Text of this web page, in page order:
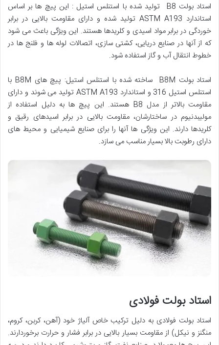
استاد بولت B8 تولید شده با استنلس استیل : این پیچ‌ ها بر اساس
استاندارد ASTM A193 تولید شده و دارای مقاومت بالایی در برابر
خوردگی در برابر مواد اسیدی و کلریدها هستند. این ویژگی باعث می ‌شود
که از آنها در صنایع دریایی، کشتی ‌سازی، اتصالات لوله‌ ها و فلنج ‌ها در
خطوط انتقال آب و گاز استفاده شود.
استاد بولت B8M ساخته شده با استنلس استیل: پیچ‌ های B8M با
استنلس استیل 316 و استاندارد ASTM A193 تولید می ‌شوند و دارای
مقاومت بالاتر از مدل B8 هستند. این پیچ ‌ها به دلیل استفاده از
مولیبدنیوم در ساختارشان، مقاومت بالایی در برابر اسیدهای رقیق و
کلریدها دارند. این ویژگی ‌ها آنها را برای صنایع شیمیایی و محیط‌ های
دارای رطوبت بالا بسیار مناسب می ‌سازد.
استاد بولت فولادی
استاد بولت فولادی به دلیل ترکیب خاص آلیاژ خود (آهن، کربن، کروم،
منگنز و نیکل) از مقاومت بسیار بالایی در برابر فشار و حرارت برخوردارند.